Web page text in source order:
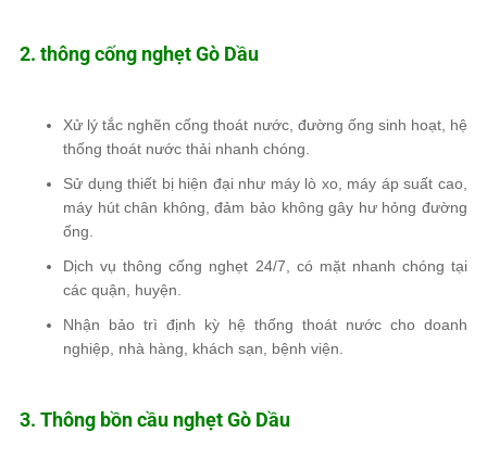
2. thông cống nghẹt Gò Dầu
Xử lýtắc nghẽn cống thoát nước, đường ống sinh hoạt, hệ
thống thoát nước thải nhanh chóng.
Sử dụng thiết bị hiện đạinhư máy lò xo, máy áp suất cao,
máy hút chân không , đảm bảo không gây hư hỏng đường
ống
Dịch vụ thông cống nghẹt 24/7 , có mặt nhanh chóng tại
các quận, huyện.
Nhận bảo trì định kỳ hệ thống thoát nước cho doanh
nghiệp, nhà hàng, khách sạn, bệnh viện.
3. Thông bồn cầu nghẹt Gò Dầu